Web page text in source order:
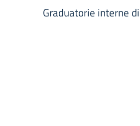
Graduatorie interne